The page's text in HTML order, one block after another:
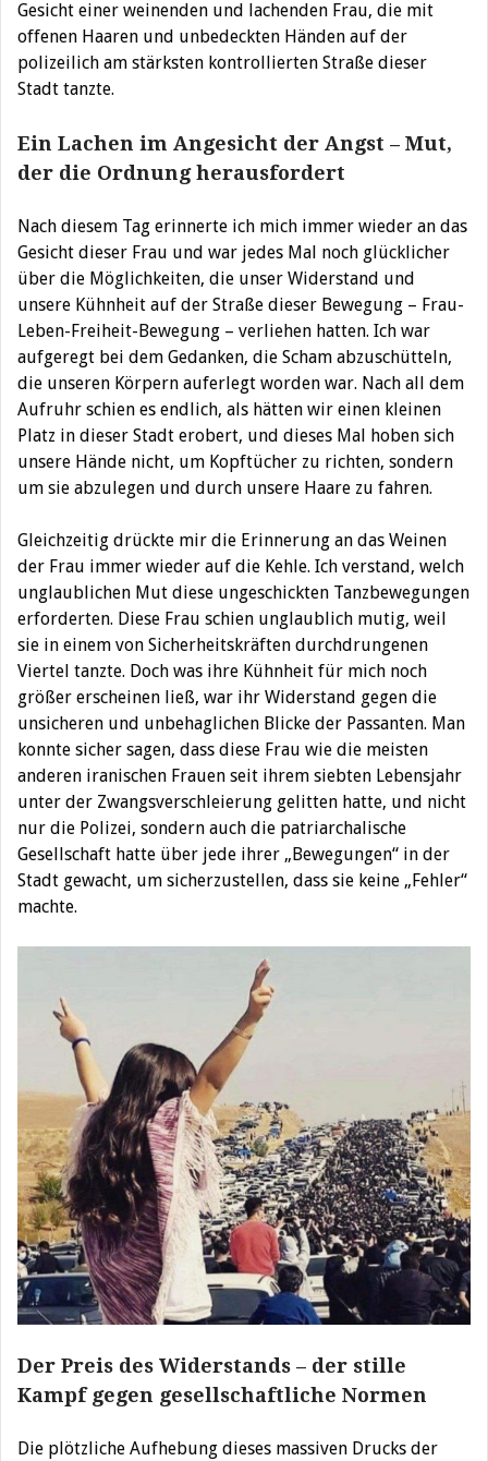
Gesicht einer weinenden und lachenden Frau, die mit
offenen Haaren und unbedeckten Händen auf der
polizeilich am stärksten kontrollierten Straße dieser
Stadt tanzte.
Ein Lachen im Angesicht der Angst – Mut,
der die Ordnung herausfordert
Nach diesem Tag erinnerte ich mich immer wieder an das
Gesicht dieser Frau und war jedes Mal noch glücklicher
über die Möglichkeiten, die unser Widerstand und
unsere Kühnheit auf der Straße dieser Bewegung – Frau-
Leben-Freiheit-Bewegung – verliehen hatten. Ich war
aufgeregt bei dem Gedanken, die Scham abzuschütteln,
die unseren Körpern auferlegt worden war. Nach all dem
Aufruhr schien es endlich, als hätten wir einen kleinen
Platz in dieser Stadt erobert, und dieses Mal hoben sich
unsere Hände nicht, um Kopftücher zu richten, sondern
um sie abzulegen und durch unsere Haare zu fahren.
Gleichzeitig drückte mir die Erinnerung an das Weinen
der Frau immer wieder auf die Kehle. Ich verstand, welch
unglaublichen Mut diese ungeschickten Tanzbewegungen
erforderten. Diese Frau schien unglaublich mutig, weil
sie in einem von Sicherheitskräften durchdrungenen
Viertel tanzte. Doch was ihre Kühnheit für mich noch
größer erscheinen ließ, war ihr Widerstand gegen die
unsicheren und unbehaglichen Blicke der Passanten. Man
konnte sicher sagen, dass diese Frau wie die meisten
anderen iranischen Frauen seit ihrem siebten Lebensjahr
unter der Zwangsverschleierung gelitten hatte, und nicht
nur die Polizei, sondern auch die patriarchalische
Gesellschaft hatte über jede ihrer „Bewegungen“ in der
Stadt gewacht, um sicherzustellen, dass sie keine „Fehler“
machte.
Der Preis des Widerstands – der stille
Kampf gegen gesellschaftliche Normen
Die plötzliche Aufhebung dieses massiven Drucks der